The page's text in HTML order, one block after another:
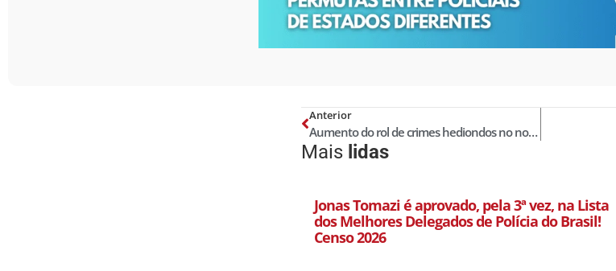
Anterior
Aumento do rol de crimes hediondos no novo Código Penal
Mais lidas
Jonas Tomazi é aprovado, pela 3ª vez, na Lista
dos Melhores Delegados de Polícia do Brasil!
Censo 2026